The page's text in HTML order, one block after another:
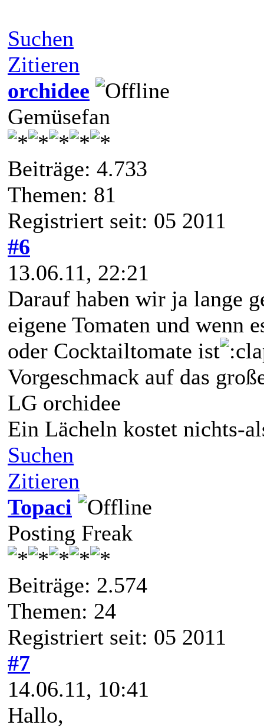
Suchen
Zitieren
orchidee
Gemüsefan
Beiträge: 4.733
Themen: 81
Registriert seit: 05 2011
#6
13.06.11, 22:21
Darauf haben wir ja lange
eigene Tomaten und wenn
oder Cocktailtomate ist
Vorgeschmack auf das
LG orchidee
Ein Lächeln kostet nichts-
Suchen
Zitieren
Topaci
Posting Freak
Beiträge: 2.574
Themen: 24
Registriert seit: 05 2011
#7
14.06.11, 10:41
Hallo,